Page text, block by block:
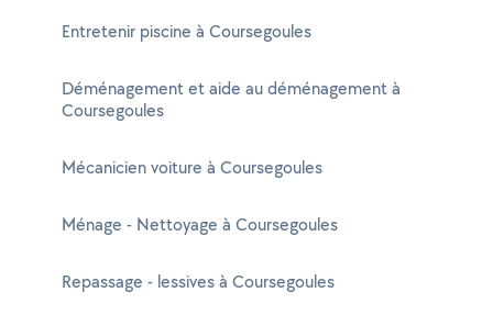
Entretenir piscine à Coursegoules
Déménagement et aide au déménagement à
Coursegoules
Mécanicien voiture à Coursegoules
Ménage - Nettoyage à Coursegoules
Repassage - lessives à Coursegoules